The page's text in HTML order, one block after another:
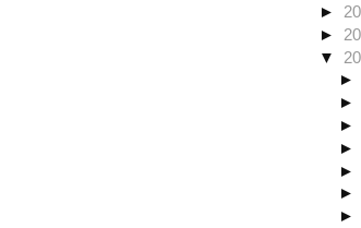
►
►
▼
►
►
►
►
►
►
►